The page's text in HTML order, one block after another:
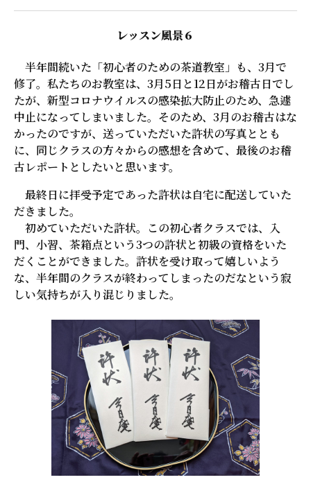
レッスン風景６
半年間続いた「初心者のための茶道教室」も、3月で
修了。私たちのお教室は、3月5日と12日がお稽古日でし
たが、新型コロナウイルスの感染拡大防止のため、急遽
中止になってしまいました。そのため、3月のお稽古はな
かったのですが、送っていただいた許状の写真ととも
に、同じクラスの方々からの感想を含めて、最後のお稽
古レポートとしたいと思います。
最終日に拝受予定であった許状は自宅に配送していた
だきました。
初めていただいた許状。この初心者クラスでは、入
門、小習、茶箱点という3つの許状と初級の資格をいた
だくことができました。許状を受け取って嬉しいよう
な、半年間のクラスが終わってしまったのだなという寂
しい気持ちが入り混じりました。